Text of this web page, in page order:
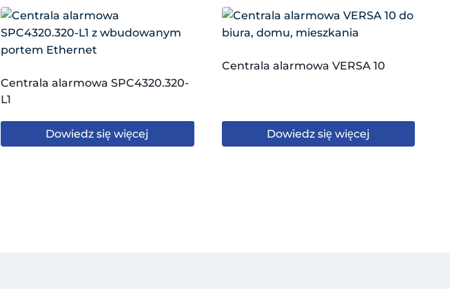
Centrala alarmowa SPC4320.320-
L1
Dowiedz się więcej
Centrala alarmowa VERSA 10
Dowiedz się więcej